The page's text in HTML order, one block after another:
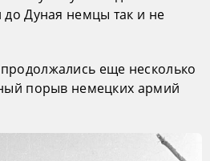
Дуная немцы так и не
еще несколько
порыв немецких армий